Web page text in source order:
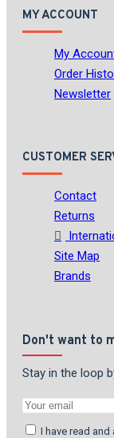
MY ACCOUNT
My
Order
Newsletter
CUSTOMER
Contact
Returns
Site Map
Brands
Don't want to
Stay in the loop
I have read and